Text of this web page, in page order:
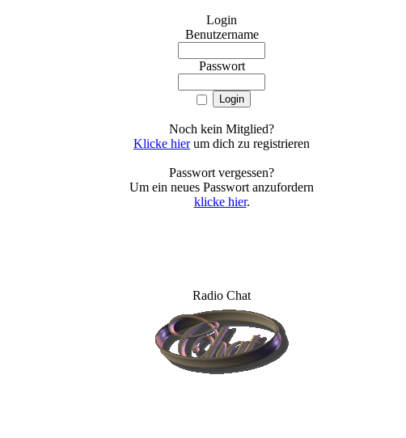
Login
Benutzername
Passwort
Noch kein Mitglied?
Klicke hierum dich zu registrieren
Passwort vergessen?
Um ein neues Passwort anzufordern
klicke hier.
Radio Chat